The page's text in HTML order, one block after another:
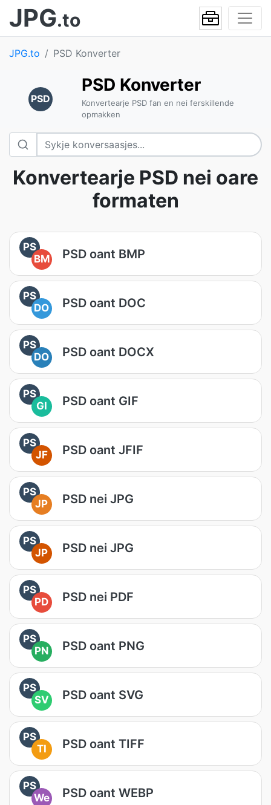
JPG.to
JPG.to PSD Konverter
PSD
PSD Konverter
Konvertearje PSD fan en nei ferskillende
opmakken
Konvertearje PSD nei oare
formaten
PS
BM
PSD oant BMP
PS
DO
PSD oant DOC
PS
DO
PSD oant DOCX
PS
GI
PSD oant GIF
PS
JF
PSD oant JFIF
PS
JP
PSD nei JPG
PS
JP
PSD nei JPG
PS
PD
PSD nei PDF
PS
PN
PSD oant PNG
PS
SV
PSD oant SVG
PS
TI
PSD oant TIFF
PS
We
PSD oant WEBP